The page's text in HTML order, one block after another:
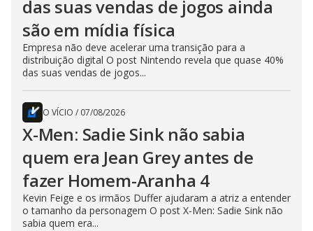
das suas vendas de jogos ainda
são em mídia física
Empresa não deve acelerar uma transição para a
distribuição digital O post Nintendo revela que quase 40%
das suas vendas de jogos...
O VÍCIO / 07/08/2026
X-Men: Sadie Sink não sabia
quem era Jean Grey antes de
fazer Homem-Aranha 4
Kevin Feige e os irmãos Duffer ajudaram a atriz a entender
o tamanho da personagem O post X-Men: Sadie Sink não
sabia quem era...